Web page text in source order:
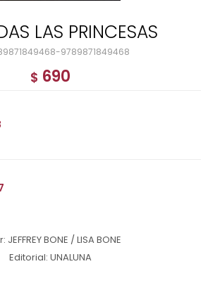
LAS PRINCESAS
9789871849468
$ 690
JEFFREY BONE / LISA BONE
Editorial: UNALUNA